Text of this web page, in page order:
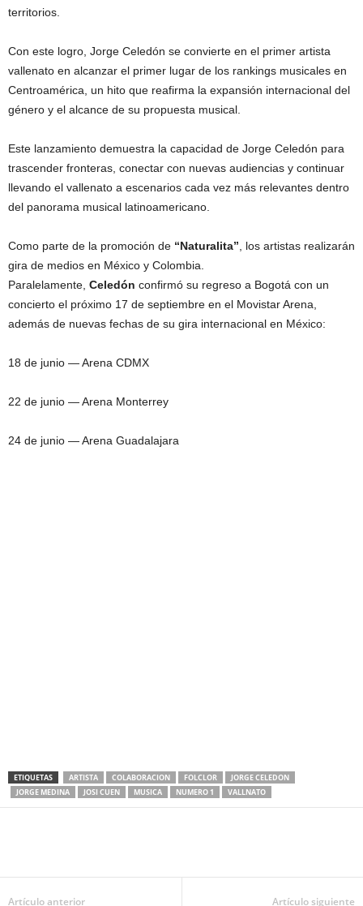
territorios.
Con este logro, Jorge Celedón se convierte en el primer artista
vallenato en alcanzar el primer lugar de los rankings musicales en
Centroamérica, un hito que reafirma la expansión internacional del
género y el alcance de su propuesta musical.
Este lanzamiento demuestra la capacidad de Jorge Celedón para
trascender fronteras, conectar con nuevas audiencias y continuar
llevando el vallenato a escenarios cada vez más relevantes dentro
del panorama musical latinoamericano.
Como parte de la promoción de “Naturalita” , los artistas realizarán
gira de medios en México y Colombia.
Paralelamente, Celedón confirmó su regreso a Bogotá con un
concierto el próximo 17 de septiembre en el Movistar Arena,
además de nuevas fechas de su gira internacional en México:
18 de junio — Arena CDMX
22 de junio — Arena Monterrey
24 de junio — Arena Guadalajara
ETIQUETAS ARTISTA COLABORACION FOLCLOR
JORGE CELEDON
JORGE MEDINA
JOSI CUEN MUSICA NUMERO 1 VALLNATO
Artículo anterior Artículo siguiente